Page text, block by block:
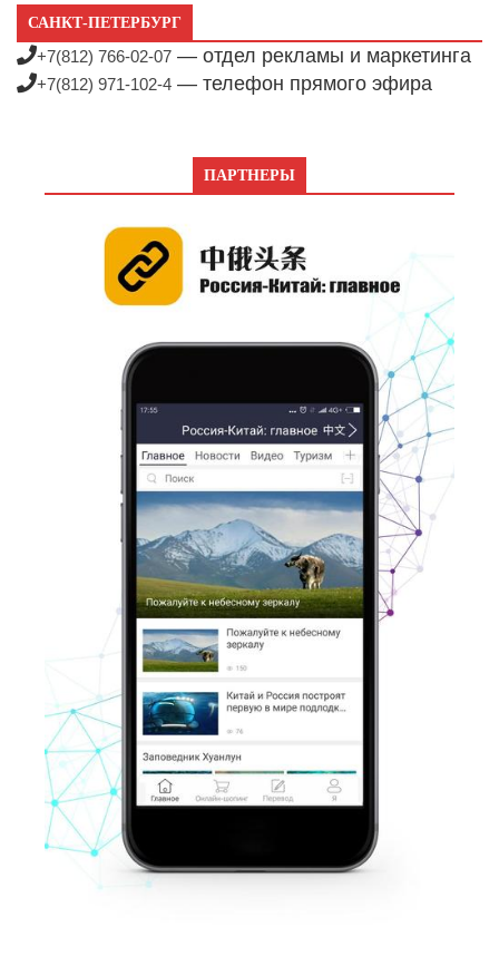
САНКТ-ПЕТЕРБУРГ
+7(812) 766-02-07 — отдел рекламы и маркетинга
+7(812) 971-102-4 — телефон прямого эфира
ПАРТНЕРЫ